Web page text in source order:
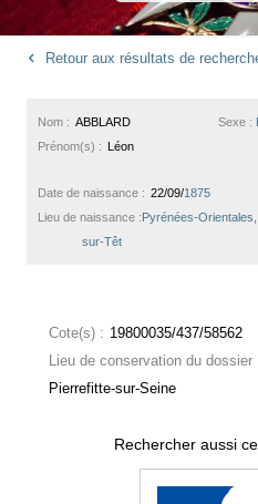
Retour aux résultats de
Sexe :
Nom : ABBLARD
Prénom(s) : Léon
Date de naissance : 22/09/1875
Lieu de naissance :Pyrénées-
sur-Têt
Cote(s) : 19800035/437/58562
Lieu de conservation du dossier
Pierrefitte-sur-Seine
Rechercher aussi